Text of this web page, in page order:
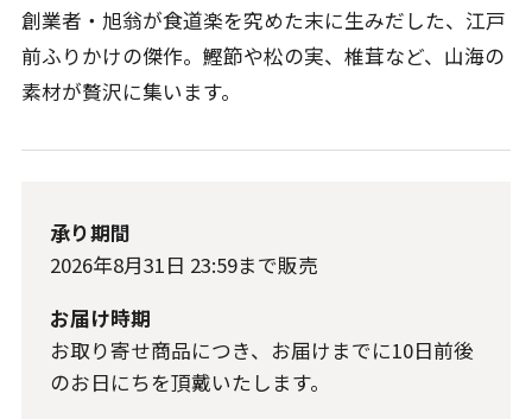
創業者・旭翁が食道楽を究めた末に生みだした、江戸
前ふりかけの傑作。鰹節や松の実、椎茸など、山海の
素材が贅沢に集います。
承り期間
2026年8月31日 23:59まで販売
お届け時期
お取り寄せ商品につき、お届けまでに10日前後
のお日にちを頂戴いたします。